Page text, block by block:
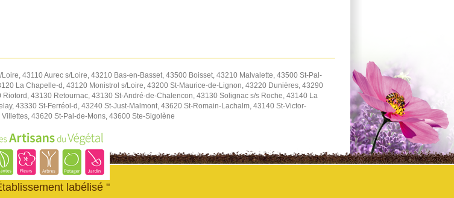
43110 Aurec s/Loire, 43210 Bas-en-Basset, 43500 Boisset, 43210 Malvalette, 43500 St-Pal-
La Chapelle-d, 43120 Monistrol s/Loire, 43200 St-Maurice-de-Lignon, 43220 Dunières, 43290
43130 Retournac, 43130 St-André-de-Chalencon, 43130 Solignac s/s Roche, 43140 La
43330 St-Ferréol-d, 43240 St-Just-Malmont, 43620 St-Romain-Lachalm, 43140 St-Victor-
43620 St-Pal-de-Mons, 43600 Ste-Sigolène
labélisé "